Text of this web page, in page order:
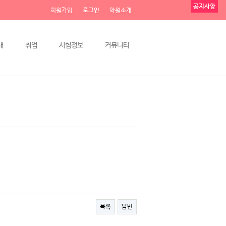
회원가입 로그인 학원소개
취업 시험정보 커뮤니티
공지사항
목록 답변